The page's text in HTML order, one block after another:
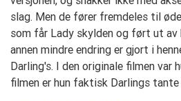
slag. Men de fører fremdeles til
som får Lady skylden og ført ut av
annen mindre endring er gjort i
Darling's. I den originale filmen var
filmen er hun faktisk Darlings